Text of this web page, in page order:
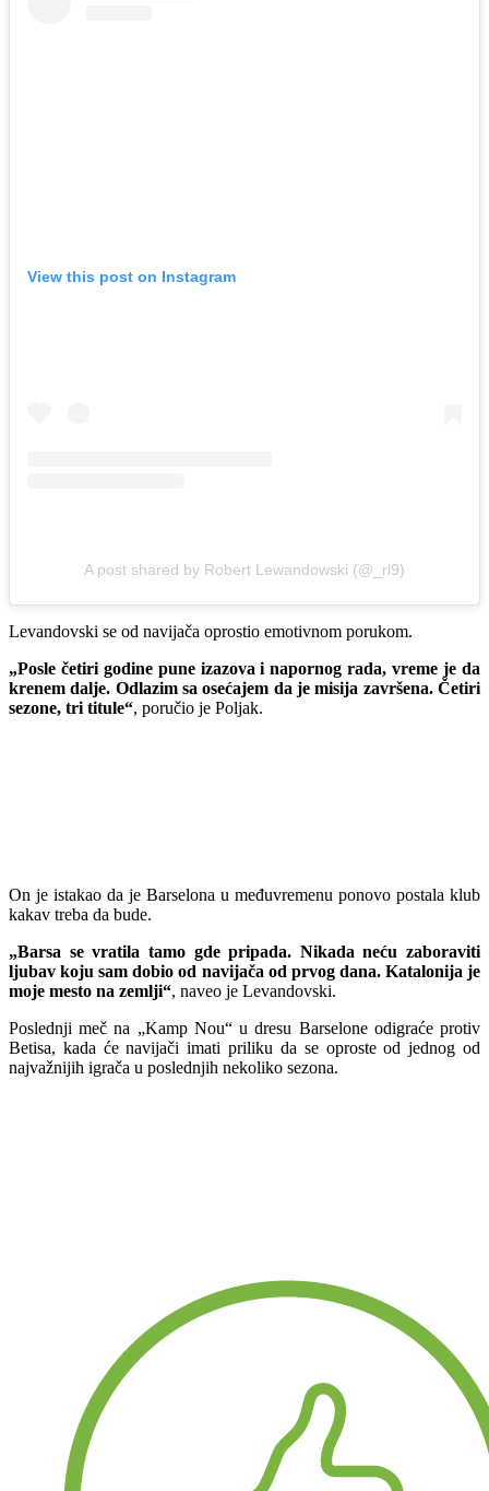
View this post on Instagram
A post shared by Robert Lewandowski (@_rl9)
Levandovski se od navijača oprostio emotivnom porukom.
„Posle četiri godine pune izazova i napornog rada, vreme je da
krenem dalje. Odlazim sa osećajem da je misija završena. Četiri
sezone, tri titule“, poručio je Poljak.
On je istakao da je Barselona u međuvremenu ponovo postala klub
kakav treba da bude.
„Barsa se vratila tamo gde pripada. Nikada neću zaboraviti
ljubav koju sam dobio od navijača od prvog dana. Katalonija je
moje mesto na zemlji“, naveo je Levandovski.
Poslednji meč na „Kamp Nou“ u dresu Barselone odigraće protiv
Betisa, kada će navijači imati priliku da se oproste od jednog od
najvažnijih igrača u poslednjih nekoliko sezona.